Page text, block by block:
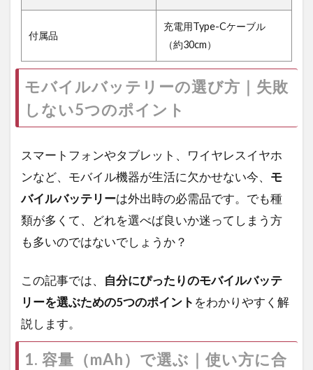
付属品
充電用Type-Cケーブル
（約30cm）
モバイルバッテリーの選び方｜失敗
しない5つのポイント
スマートフォンやタブレット、ワイヤレスイヤホ
ンなど、モバイル機器が生活に欠かせない今、 モ
バイルバッテリーは外出時の必需品です。でも種
類が多くて、どれを選べば良いか迷ってしまう方
も多いのではないでしょうか？
この記事では、 自分にぴったりのモバイルバッテ
リーを選ぶための5つのポイント をわかりやすく解
説します。
1. 容量（mAh）で選ぶ｜使い方に合